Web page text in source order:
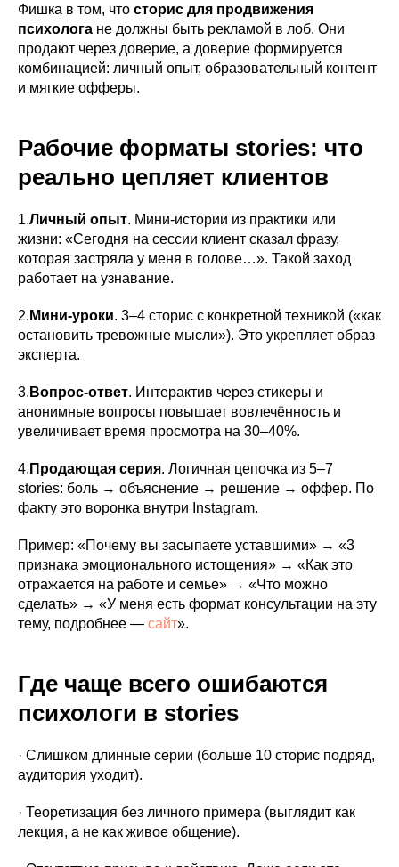
Фишка в том, что сторис для продвижения
психолога не должны быть рекламой в лоб. Они
продают через доверие, а доверие формируется
комбинацией: личный опыт, образовательный контент
и мягкие офферы.
Рабочие форматы stories: что
реально цепляет клиентов
1.Личный опыт. Мини-истории из практики или
жизни: «Сегодня на сессии клиент сказал фразу,
которая застряла у меня в голове…». Такой заход
работает на узнавание.
2. Мини-уроки. 3–4 сторис с конкретной техникой («как
остановить тревожные мысли»). Это укрепляет образ
эксперта.
3. Вопрос-ответ. Интерактив через стикеры и
анонимные вопросы повышает вовлечённость и
увеличивает время просмотра на 30–40%.
4. Продающая серия. Логичная цепочка из 5–7
stories: боль → объяснение → решение → оффер. По
факту это воронка внутри Instagram.
Пример: «Почему вы засыпаете уставшими» → «3
признака эмоционального истощения» → «Как это
отражается на работе и семье» → «Что можно
сделать» → «У меня есть формат консультации на эту
тему, подробнее — сайт».
Где чаще всего ошибаются
психологи в stories
· Слишком длинные серии (больше 10 сторис подряд,
аудитория уходит).
· Теоретизация без личного примера (выглядит как
лекция, а не как живое общение).